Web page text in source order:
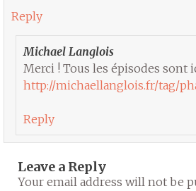
Reply
Michael Langlois
Merci ! Tous les épisodes sont
http://michaellanglois.fr/tag/
Reply
Leave a Reply
Your email address will not be